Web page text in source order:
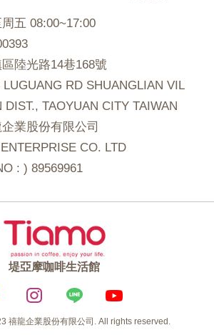
五 08:00~17:00
陸光路14巷168號
RD SHUANGLIAN VIL
DIST., TAOYUAN CITY TAIWAN
業股份有限公司
CO. LTD
: ) 89569961
堤亞摩咖啡生活館
禧龍企業股份有限公司. All rights reserved.